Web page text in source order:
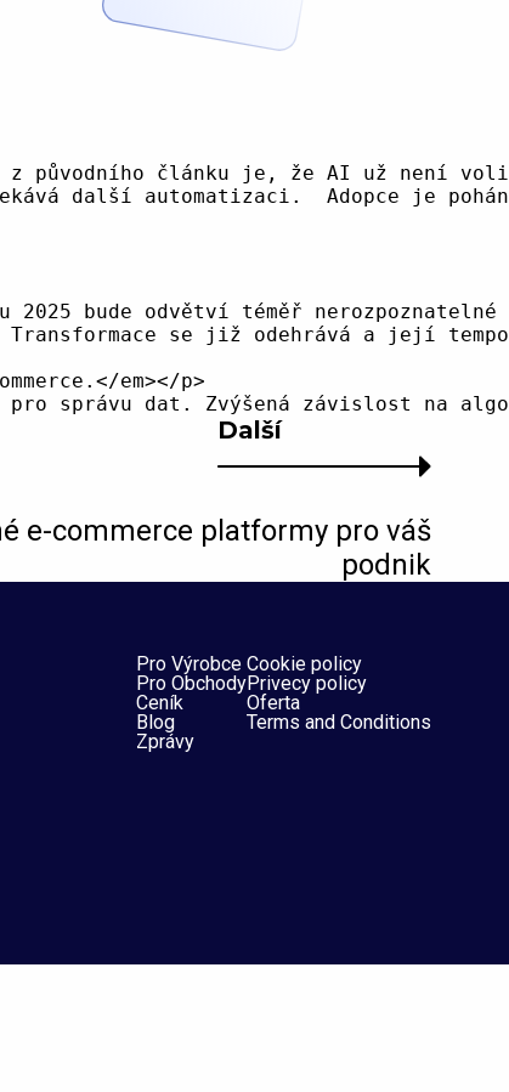
z původního článku je, že AI už
očekává další automatizaci.
2025 bude odvětví téměř
se již odehrává a její
em></p>
Další
e-commerce platformy pro váš
podnik
Pro Výrobce
Pro Obchody
Ceník
Blog
Zprávy
Cookie policy
Privecy policy
Oferta
Terms and Conditions